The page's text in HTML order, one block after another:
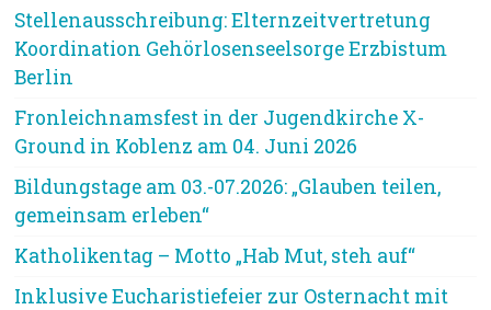
Stellenausschreibung: Elternzeitvertretung
Koordination Gehörlosenseelsorge Erzbistum
Berlin
Fronleichnamsfest in der Jugendkirche X-
Ground in Koblenz am 04. Juni 2026
Bildungstage am 03.-07.2026: „Glauben teilen,
gemeinsam erleben“
Katholikentag – Motto „Hab Mut, steh auf“
Inklusive Eucharistiefeier zur Osternacht mit